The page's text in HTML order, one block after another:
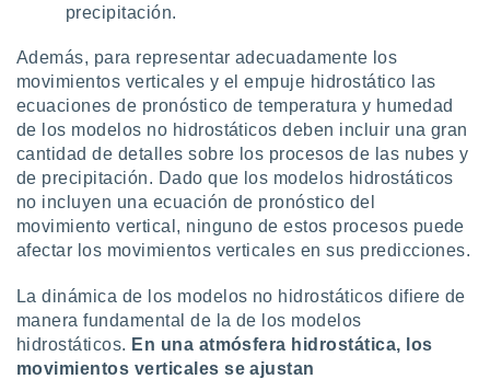
precipitación.
Además, para representar adecuadamente los
movimientos verticales y el empuje hidrostático las
ecuaciones de pronóstico de temperatura y humedad
de los modelos no hidrostáticos deben incluir una gran
cantidad de detalles sobre los procesos de las nubes y
de precipitación. Dado que los modelos hidrostáticos
no incluyen una ecuación de pronóstico del
movimiento vertical, ninguno de estos procesos puede
afectar los movimientos verticales en sus predicciones.
La dinámica de los modelos no hidrostáticos difiere de
manera fundamental de la de los modelos
hidrostáticos. En una atmósfera hidrostática, los
movimientos verticales se ajustan